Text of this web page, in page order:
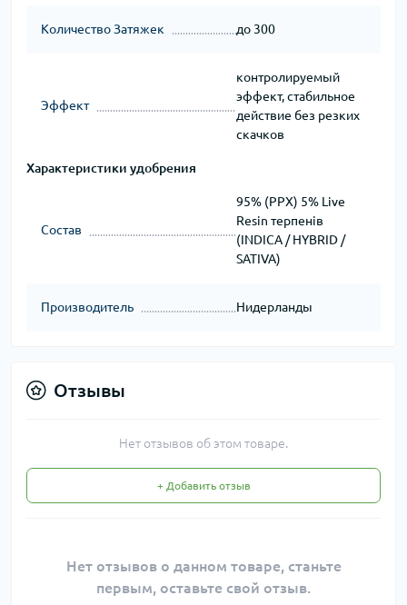
Количество Затяжек до 300
Эффект
контролируемый
эффект, стабильное
действие без резких
скачков
Характеристики удобрения
Состав
95% (PPX) 5% Live
Resin терпенів
(INDICA / HYBRID /
SATIVA)
Производитель Нидерланды
Отзывы
Нет отзывов об этом товаре.
+ Добавить отзыв
Нет отзывов о данном товаре, станьте
первым, оставьте свой отзыв.